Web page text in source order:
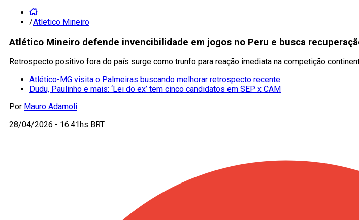
/Atletico Mineiro
Atlético Mineiro defende invencibilidade em jogos no Peru e busca
Retrospecto positivo fora do país surge como trunfo para reação imediata na competição
Atlético-MG visita o Palmeiras buscando melhorar retrospecto recente
Dudu, Paulinho e mais: ‘Lei do ex’ tem cinco candidatos em SEP x CAM
Por Mauro Adamoli
28/04/2026 - 16:41hs BRT